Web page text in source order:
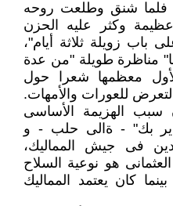
فلما شنق وطلعت روحه
وكثر عليه الحزن
زويلة ثلاثة أيام"،
مناظرة طويلة "من عدة
معظمها شعرا حول
التعرض للعورات والأمهات.
سبب الهزيمة الأساسى
بك" - ةالى حلب - و
فى جيش المماليك،
هو نوعية السلاح
كان يعتمد المماليك